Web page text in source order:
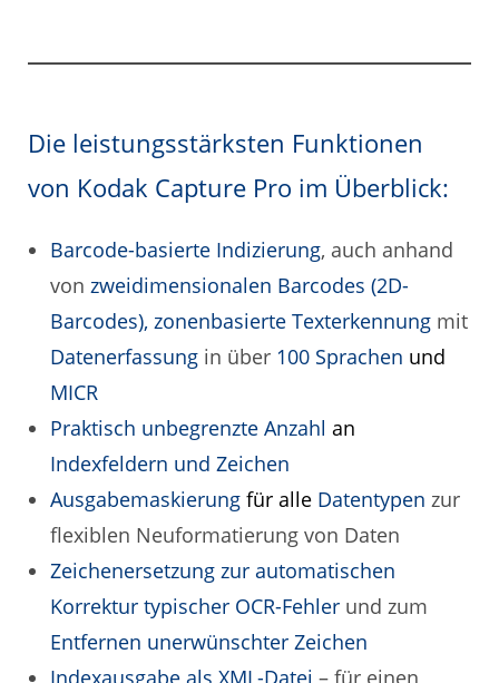
Die leistungsstärksten Funktionen
von Kodak Capture Pro im Überblick:
Barcode-basierte Indizierung, auch anhand
von zweidimensionalen Barcodes (2D-
Barcodes), zonenbasierte Texterkennung mit
Datenerfassung in über 100 Sprachen und
MICR
Praktisch unbegrenzte Anzahl an
Indexfeldern und Zeichen
Ausgabemaskierung für alle Datentypen zur
flexiblen Neuformatierung von Daten
Zeichenersetzung zur automatischen
Korrektur typischer OCR-Fehler und zum
Entfernen unerwünschter Zeichen
Indexausgabe als XML-Datei – für einen